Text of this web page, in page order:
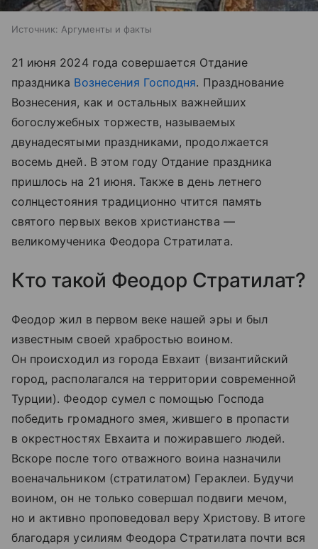
Источник: Аргументы и факты
21 июня 2024 года совершается Отдание
праздника Вознесения Господня. Празднование
Вознесения, как и остальных важнейших
богослужебных торжеств, называемых
двунадесятыми праздниками, продолжается
восемь дней. В этом году Отдание праздника
пришлось на 21 июня. Также в день летнего
солнцестояния традиционно чтится память
святого первых веков христианства —
великомученика Феодора Стратилата.
Кто такой Феодор Стратилат?
Феодор жил в первом веке нашей эры и был
известным своей храбростью воином.
Он происходил из города Евхаит (византийский
город, располагался на территории современной
Турции). Феодор сумел с помощью Господа
победить громадного змея, жившего в пропасти
в окрестностях Евхаита и пожиравшего людей.
Вскоре после того отважного воина назначили
военачальником (стратилатом) Гераклеи. Будучи
воином, он не только совершал подвиги мечом,
но и активно проповедовал веру Христову. В итоге
благодаря усилиям Феодора Стратилата почти вся